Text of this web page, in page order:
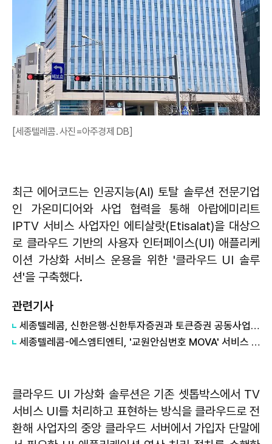
[세종텔레콤. 사진=아주경제 DB]
최근 에어코드는 인공지능(AI) 토탈 솔루션 전문기업
인 가온미디어와 사업 협력을 통해 아랍에미리트
IPTV 서비스 사업자인 에티살랏(Etisalat)을 대상으
로 클라우드 기반의 사용자 인터페이스(UI) 애플리케
이션 가상화 서비스 운용을 위한 '클라우드 UI 솔루
션'을 구축했다.
관련기사
세종텔레콤, 신한은행·신한투자증권과 토큰증권 공동사업 추진 위한 MOU
세종텔레콤-에스엠티엔티, '교원안심번호 MOVA' 서비스 협력
클라우드 UI 가상화 솔루션은 기존 셋톱박스에서 TV
서비스 UI를 처리하고 표현하는 방식을 클라우드로 전
환해 사업자의 중앙 클라우드 서버에서 가입자 단말에